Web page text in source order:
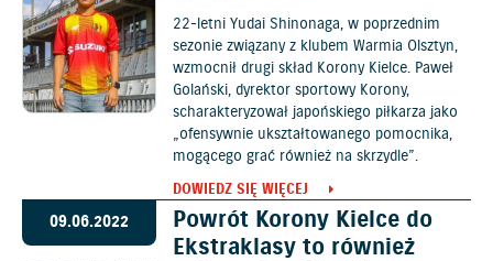
22-letni Yudai Shinonaga, w poprzednim
sezonie związany z klubem Warmia Olsztyn,
wzmocnił drugi skład Korony Kielce. Paweł
Golański, dyrektor sportowy Korony,
scharakteryzował japońskiego piłkarza jako
„ofensywnie ukształtowanego pomocnika,
mogącego grać również na skrzydle”.
DOWIEDZ SIĘ WIĘCEJ
09.06.2022
Powrót Korony Kielce do
Ekstraklasy to również